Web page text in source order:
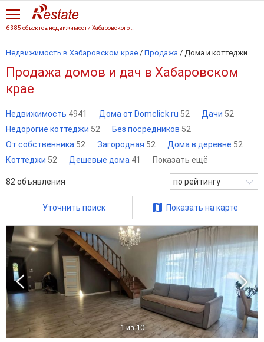
Недвижимость в Хабаровском крае / Продажа / Дома и коттеджи
Продажа домов и дач в Хабаровском
крае
Недвижимость 4941 Дома от Domclick.ru 52 Дачи 52
Недорогие коттеджи 52 Без посредников 52
От собственника 52 Загородная 52 Дома в деревне 52
Коттеджи 52 Дешевые дома 41 Показать ещё
82 объявления по рейтингу
Уточнить поиск Показать на карте
1 из 10